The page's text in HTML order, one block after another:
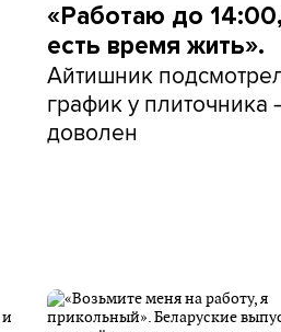
«Работаю до
есть время жить».
Айтишник
график у плиточника
доволен